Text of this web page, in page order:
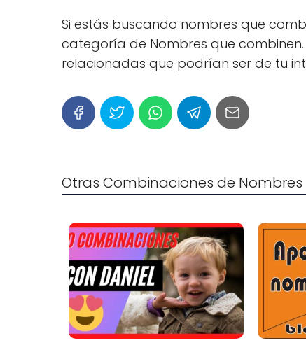
Si estás buscando nombres que
categoría de Nombres que
relacionadas que podrían ser de tu
Otras Combinaciones de Nombres